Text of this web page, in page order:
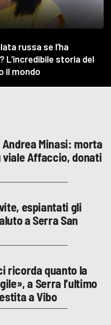
Minasi: morta
viale Affaccio, donati
espiantati gli
a Serra San
ricorda quanto la
a Serra l’ultimo
a Vibo